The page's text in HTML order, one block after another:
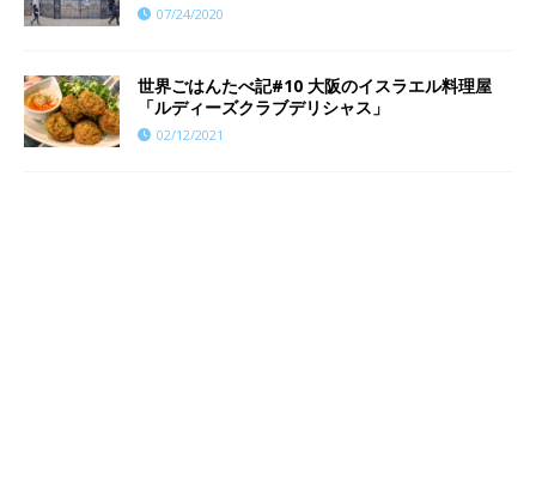
07/24/2020
世界ごはんたべ記#10 大阪のイスラエル料理屋
「ルディーズクラブデリシャス」
02/12/2021